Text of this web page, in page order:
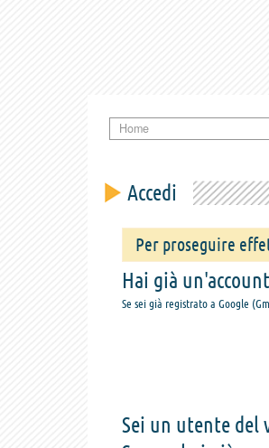
Home
Accedi
Per proseguire
Hai già
Se sei già registrato a Google
Sei un utente del